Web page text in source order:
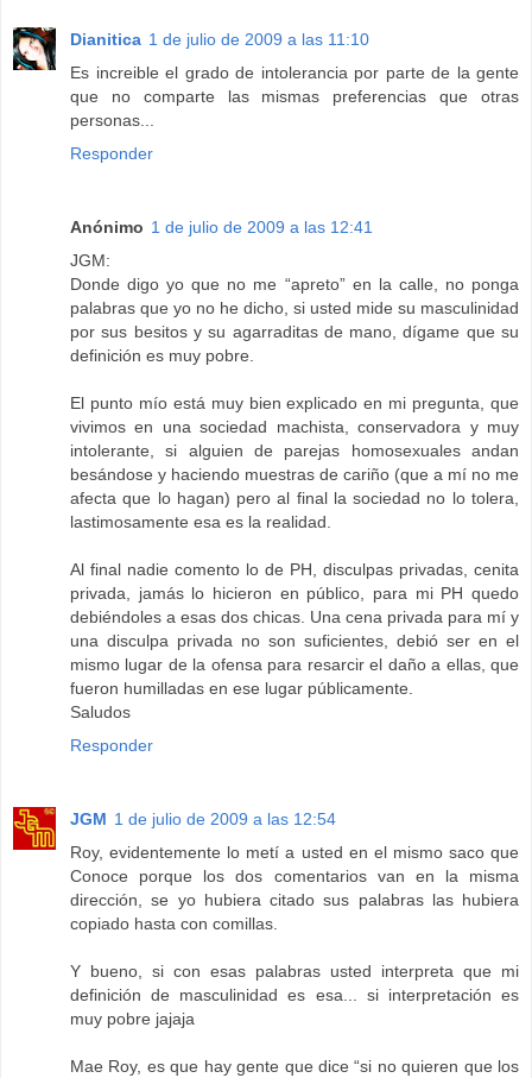
Dianitica 1 de julio de 2009 a las 11:10
Es increible el grado de intolerancia por parte de la gente
que no comparte las mismas preferencias que otras
personas...
Responder
Anónimo 1 de julio de 2009 a las 12:41
JGM:
Donde digo yo que no me “apreto” en la calle, no ponga
palabras que yo no he dicho, si usted mide su masculinidad
por sus besitos y su agarraditas de mano, dígame que su
definición es muy pobre.
El punto mío está muy bien explicado en mi pregunta, que
vivimos en una sociedad machista, conservadora y muy
intolerante, si alguien de parejas homosexuales andan
besándose y haciendo muestras de cariño (que a mí no me
afecta que lo hagan) pero al final la sociedad no lo tolera,
lastimosamente esa es la realidad.
Al final nadie comento lo de PH, disculpas privadas, cenita
privada, jamás lo hicieron en público, para mi PH quedo
debiéndoles a esas dos chicas. Una cena privada para mí y
una disculpa privada no son suficientes, debió ser en el
mismo lugar de la ofensa para resarcir el daño a ellas, que
fueron humilladas en ese lugar públicamente.
Saludos
Responder
JGM 1 de julio de 2009 a las 12:54
Roy, evidentemente lo metí a usted en el mismo saco que
Conoce porque los dos comentarios van en la misma
dirección, se yo hubiera citado sus palabras las hubiera
copiado hasta con comillas.
Y bueno, si con esas palabras usted interpreta que mi
definición de masculinidad es esa... si interpretación es
muy pobre jajaja
Mae Roy, es que hay gente que dice “si no quieren que los